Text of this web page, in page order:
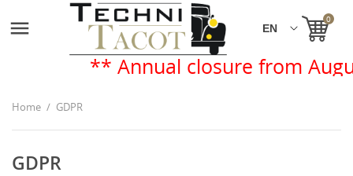
 0
** Annual closure from
Home GDPR
GDPR